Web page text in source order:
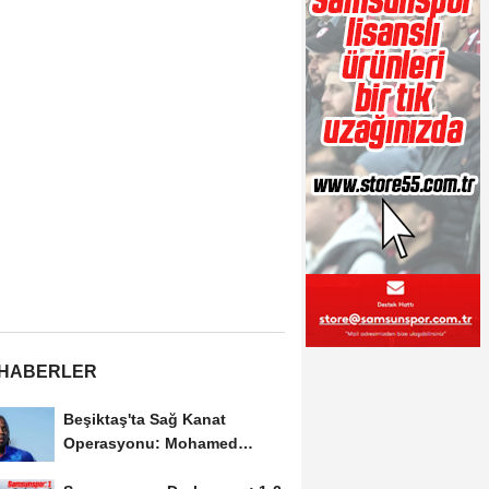
Beşiktaş'ta Sağ Kanat
Operasyonu: Mohamed